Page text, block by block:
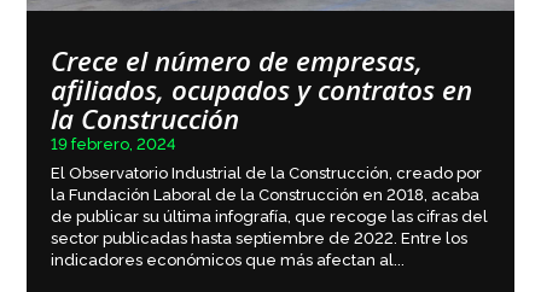
Crece el número de empresas,
afiliados, ocupados y contratos en
la Construcción
19 febrero, 2024
El Observatorio Industrial de la Construcción, creado por
la Fundación Laboral de la Construcción en 2018, acaba
de publicar su última infografía, que recoge las cifras del
sector publicadas hasta septiembre de 2022. Entre los
indicadores económicos que más afectan al...